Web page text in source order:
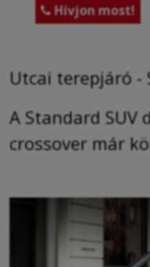
 Hívjon most!
Utcai terepjáró -
A Standard SUV
crossover már